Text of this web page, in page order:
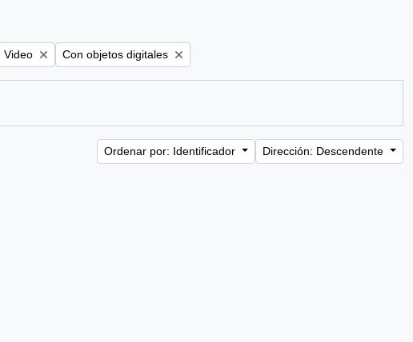
Remove filter:
Video Remove filter:
Con objetos digitales
Ordenar por: Identificador Dirección: Descendente